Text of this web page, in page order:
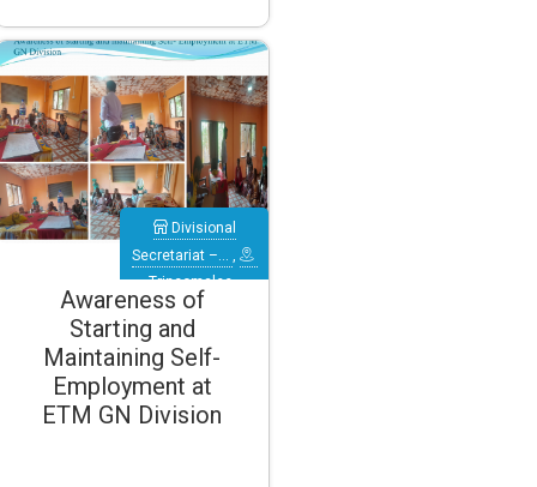
Awareness of
Starting and
Maintaining Self-
Employment at
ETM GN Division
Divisional
Secretariat –… ,
Trincomalee ,
Verugal
(Eachchilampattu)